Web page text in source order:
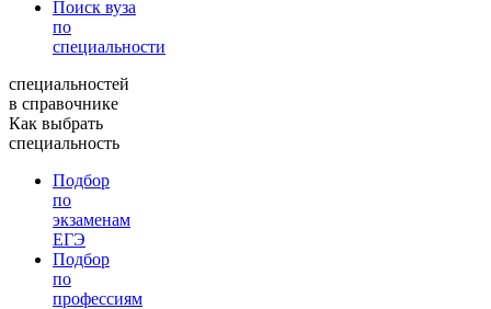
Поиск вуза
по
специальности
специальностей
в справочнике
Как выбрать
специальность
Подбор
по
экзаменам
ЕГЭ
Подбор
по
профессиям